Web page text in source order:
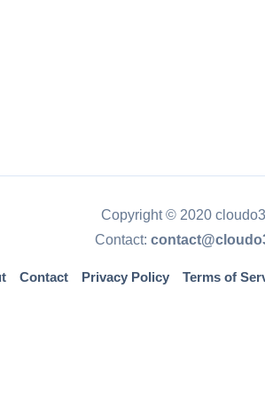
Copyright © 2020
Contact:
Contact Privacy Policy Terms of